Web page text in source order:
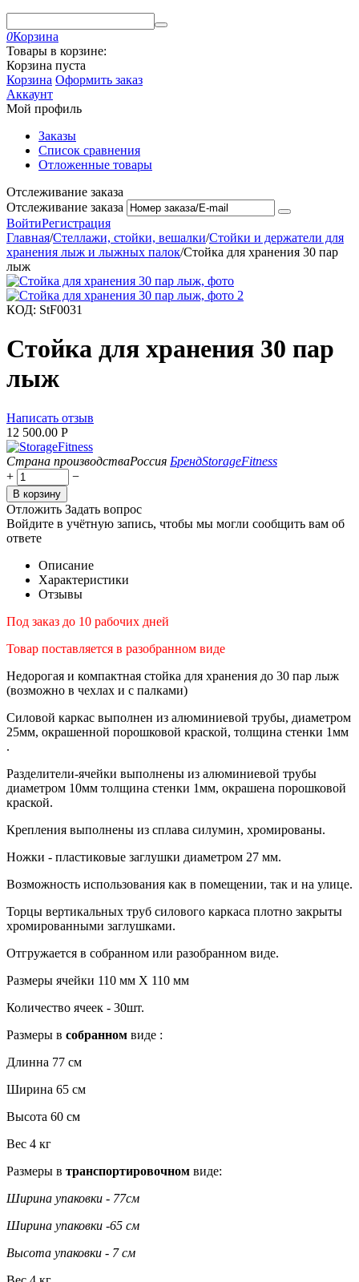
0Корзина
Товары в корзине:
Корзина пуста
Корзина Оформить заказ
Аккаунт
Мой профиль
Заказы
Список сравнения
Отложенные товары
Отслеживание заказа
Отслеживание заказа
ВойтиРегистрация
Главная/Стеллажи, стойки, вешалки/Стойки и держатели для
хранения лыж и лыжных палок/Стойка для хранения 30 пар
лыж
КОД: StF0031
Стойка для хранения 30 пар
лыж
Написать отзыв
12 500.00 Р
Страна производстваРоссия БрендStorageFitness
+
−
В корзину
Отложить Задать вопрос
Войдите в учётную запись, чтобы мы могли сообщить вам об
ответе
Описание
Характеристики
Отзывы
Под заказ до 10 рабочих дней
Товар поставляется в разобранном виде
Недорогая и компактная стойка для хранения до 30 пар лыж
(возможно в чехлах и с палками)
Силовой каркас выполнен из алюминиевой трубы, диаметром
25мм, окрашенной порошковой краской, толщина стенки 1мм
.
Разделители-ячейки выполнены из алюминиевой трубы
диаметром 10мм толщина стенки 1мм, окрашена порошковой
краской.
Крепления выполнены из сплава силумин, хромированы.
Ножки - пластиковые заглушки диаметром 27 мм.
Возможность использования как в помещении, так и на улице.
Торцы вертикальных труб силового каркаса плотно закрыты
хромированными заглушками.
Отгружается в собранном или разобранном виде.
Размеры ячейки 110 мм Х 110 мм
Количество ячеек - 30шт.
Размеры в собранном виде :
Длинна 77 см
Ширина 65 см
Высота 60 см
Вес 4 кг
Размеры в транспортировочном виде:
Ширина упаковки - 77см
Ширина упаковки -65 см
Высота упаковки - 7 см